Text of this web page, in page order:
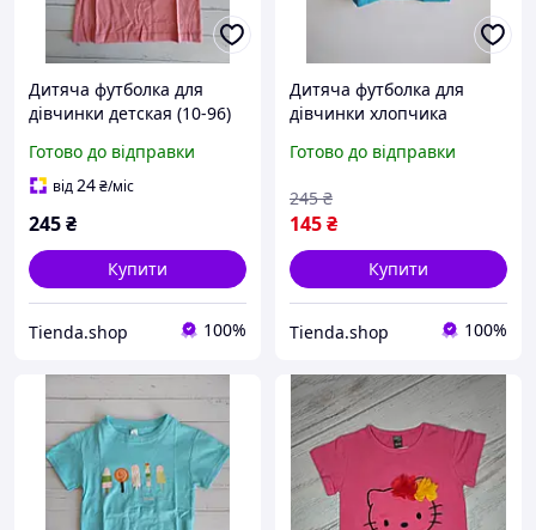
Дитяча футболка для
дівчинки детская (10-96)
Готово до відправки
від24₴/міс
245₴
Купити
Tienda.shop 100%
Дитяча футболка для
дівчинки хлопчика
блакитний
Готово до відправки
145₴
245 ₴
Купити
Tienda.shop 100%